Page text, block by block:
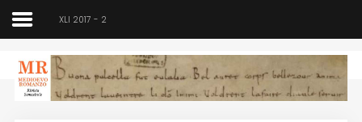
Medioevo Romanzo
XLI 2017 - 2